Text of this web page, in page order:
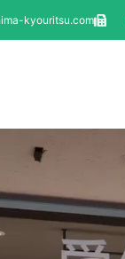
kyouritsu.com